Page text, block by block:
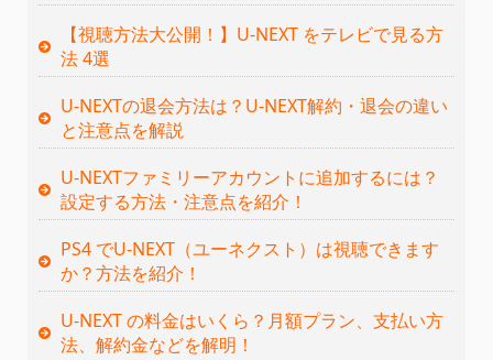
【視聴方法大公開！】U-NEXT をテレビで見る方
法 4選
U-NEXTの退会方法は？U-NEXT解約・退会の違い
と注意点を解説
U-NEXTファミリーアカウントに追加するには？
設定する方法・注意点を紹介！
PS4 でU-NEXT（ユーネクスト）は視聴できます
か？方法を紹介！
U-NEXT の料金はいくら？月額プラン、支払い方
法、解約金などを解明！